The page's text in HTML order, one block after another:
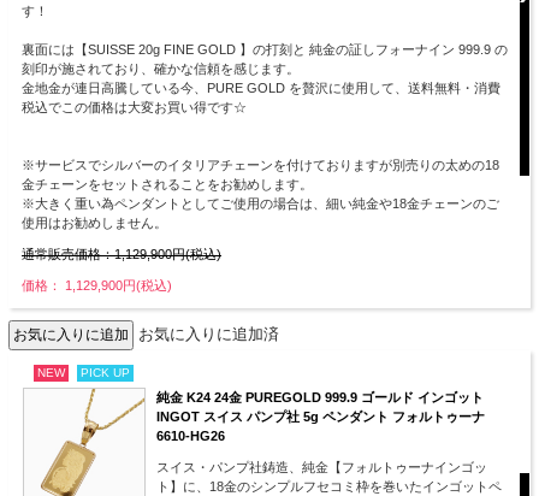
す！
裏面には【SUISSE 20g FINE GOLD 】の打刻と 純金の証しフォーナイン 999.9 の
刻印が施されており、確かな信頼を感じます。
金地金が連日高騰している今、PURE GOLD を贅沢に使用して、送料無料・消費
税込でこの価格は大変お買い得です☆
※サービスでシルバーのイタリアチェーンを付けておりますが別売りの太めの18
金チェーンをセットされることをお勧めします。
※大きく重い為ペンダントとしてご使用の場合は、細い純金や18金チェーンのご
使用はお勧めしません。
通常販売価格：1,129,900円(税込)
価格： 1,129,900円(税込)
お気に入りに追加済
NEW PICK UP
純金 K24 24金 PUREGOLD 999.9 ゴールド インゴット
INGOT スイス パンプ社 5g ペンダント フォルトゥーナ
6610-HG26
スイス・パンプ社鋳造、純金【フォルトゥーナインゴッ
ト】に、18金のシンプルフセコミ枠を巻いたインゴットペ